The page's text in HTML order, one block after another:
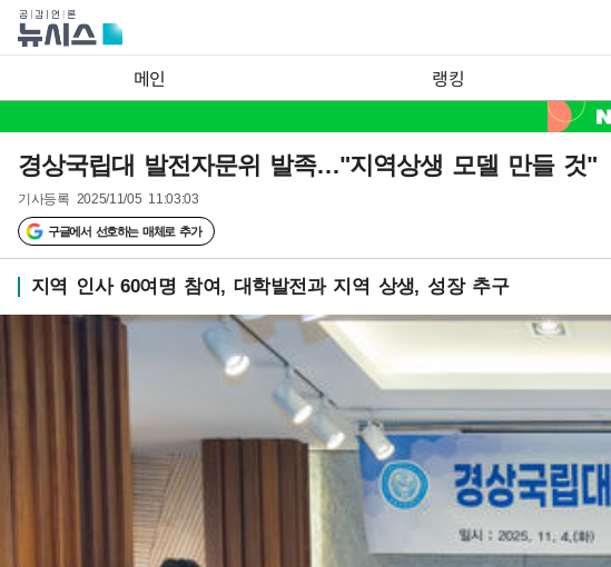
메인 랭킹
경상국립대 발전자문위 발족…"지역상생 모델 만들 것"
기사등록 2025/11/05 11:03:03
구글에서 선호하는 매체로 추가
지역 인사 60여명 참여, 대학발전과 지역 상생, 성장 추구